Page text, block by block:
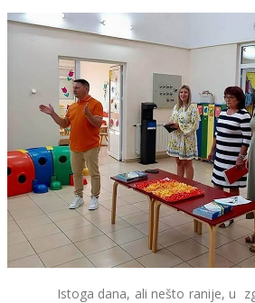
Istoga dana, ali nešto ranije, u